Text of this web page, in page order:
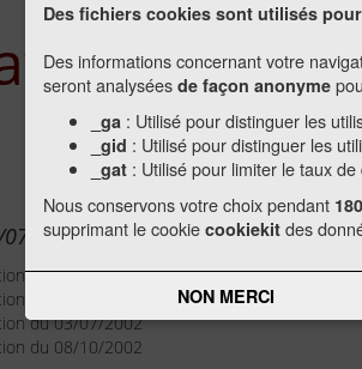
Des fichiers cookies sont utilisés
Des informations concernant votre
seront analysées de façon anonyme
_ga : Utilisé pour distinguer les
_gid : Utilisé pour distinguer les
_gat : Utilisé pour limiter le taux
Nous conservons votre choix pendant
supprimant le cookie cookiekit des
NON MERCI
du
2017
du 05/03/2002
du 10/04/2002
du 03/07/2002
du 08/10/2002